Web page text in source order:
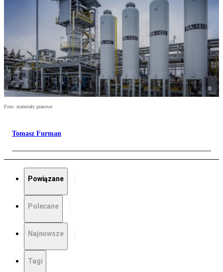
Foto: materiały prasowe
Tomasz Furman
Powiązane
Polecane
Najnowsze
Tagi